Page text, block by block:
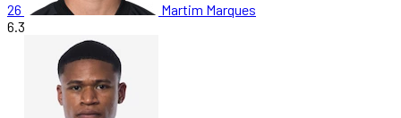
26
Martim Marques
6.3